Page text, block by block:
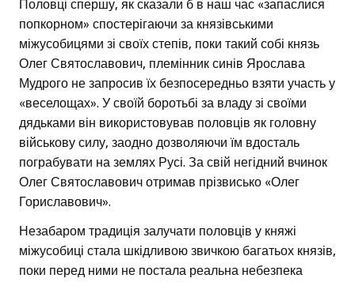
Половці спершу, як сказали б в наш час «запаслися
попкорном» спостерігаючи за князівськими
міжусобицями зі своїх степів, поки такий собі князь
Олег Святославович, племінник синів Ярослава
Мудрого не запросив їх безпосередньо взяти участь у
«веселощах». У своїй боротьбі за владу зі своїми
дядьками він використовував половців як головну
військову силу, заодно дозволяючи їм вдосталь
пограбувати на землях Русі. За свій негідний вчинок
Олег Святославович отримав прізвисько «Олег
Гориславович».
Незабаром традиція залучати половців у княжі
міжусобиці стала шкідливою звичкою багатьох князів,
поки перед ними не постала реальна небезпека